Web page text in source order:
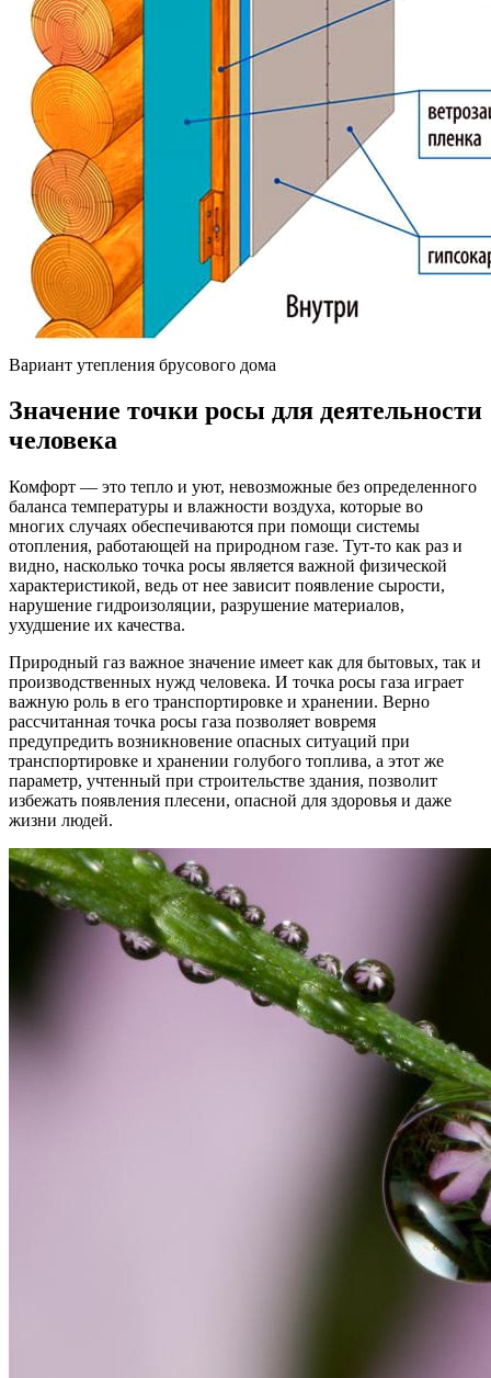
Вариант утепления брусового дома
Значение точки росы для деятельности
человека
Комфорт — это тепло и уют, невозможные без определенного
баланса температуры и влажности воздуха, которые во
многих случаях обеспечиваются при помощи системы
отопления, работающей на природном газе. Тут-то как раз и
видно, насколько точка росы является важной физической
характеристикой, ведь от нее зависит появление сырости,
нарушение гидроизоляции, разрушение материалов,
ухудшение их качества.
Природный газ важное значение имеет как для бытовых, так и
производственных нужд человека. И точка росы газа играет
важную роль в его транспортировке и хранении. Верно
рассчитанная точка росы газа позволяет вовремя
предупредить возникновение опасных ситуаций при
транспортировке и хранении голубого топлива, а этот же
параметр, учтенный при строительстве здания, позволит
избежать появления плесени, опасной для здоровья и даже
жизни людей.